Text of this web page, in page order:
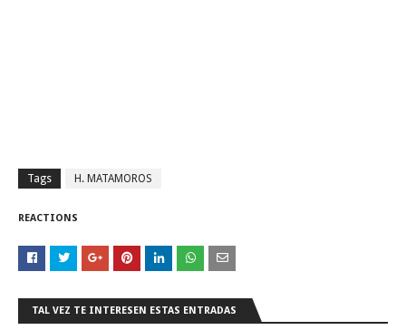
Tags H. MATAMOROS
REACTIONS
TAL VEZ TE INTERESEN ESTAS ENTRADAS